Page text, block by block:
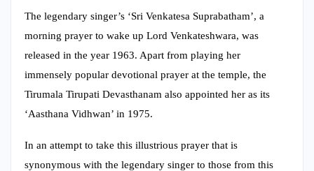
The legendary singer’s ‘Sri Venkatesa Suprabatham’, a
morning prayer to wake up Lord Venkateshwara, was
released in the year 1963. Apart from playing her
immensely popular devotional prayer at the temple, the
Tirumala Tirupati Devasthanam also appointed her as its
‘Aasthana Vidhwan’ in 1975.
In an attempt to take this illustrious prayer that is
synonymous with the legendary singer to those from this